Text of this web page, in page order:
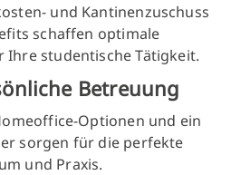
und Kantinenzuschuss
schaffen optimale
studentische Tätigkeit.
Betreuung
Optionen und ein
sorgen für die perfekte
und Praxis.